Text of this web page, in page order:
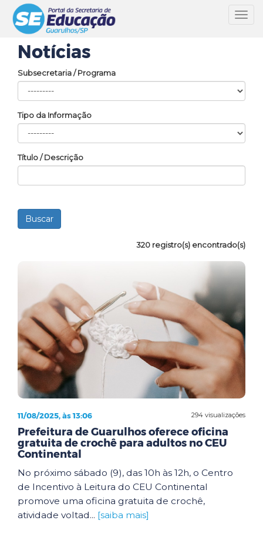
Notícias
Subsecretaria / Programa
Tipo da Informação
Título / Descrição
320 registro(s) encontrado(s)
294 visualizações
11/08/2025, às 13:06
Prefeitura de Guarulhos oferece oficina
gratuita de crochê para adultos no CEU
Continental
No próximo sábado (9), das 10h às 12h, o Centro
de Incentivo à Leitura do CEU Continental
promove uma oficina gratuita de crochê,
atividade voltad... [saiba mais]